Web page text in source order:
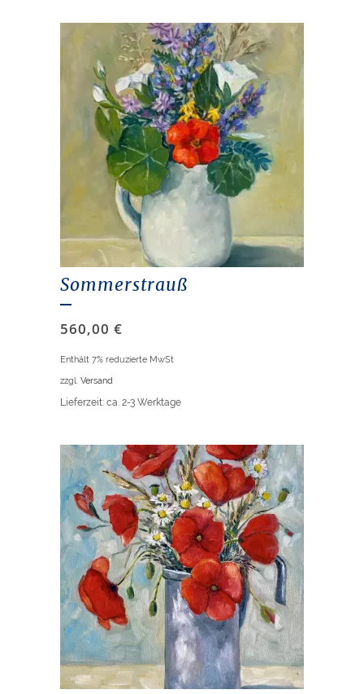
Sommerstrauß
560,00 €
Enthält 7% reduzierte MwSt
zzgl. Versand
Lieferzeit: ca. 2-3 Werktage